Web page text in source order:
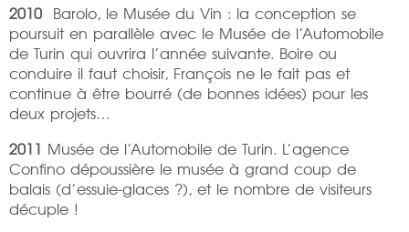
2010 Barolo, le Musée du Vin : la conception se
poursuit en parallèle avec le Musée de l’Automobile
de Turin qui ouvrira l’année suivante. Boire ou
conduire il faut choisir, François ne le fait pas et
continue à être bourré (de bonnes idées) pour les
deux projets…
2011 Musée de l’Automobile de Turin. L’agence
Confino dépoussière le musée à grand coup de
balais (d’essuie-glaces ?), et le nombre de visiteurs
décuple !